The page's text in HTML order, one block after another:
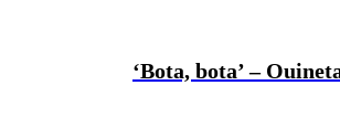
‘Bota, bota’ –